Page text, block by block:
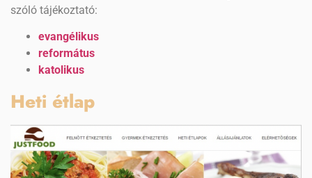
szóló tájékoztató:
evangélikus
református
katolikus
Heti étlap